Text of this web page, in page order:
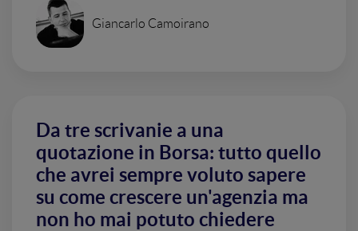
Giancarlo Camoirano
Da tre scrivanie a una
quotazione in Borsa: tutto quello
che avrei sempre voluto sapere
su come crescere un'agenzia ma
non ho mai potuto chiedere